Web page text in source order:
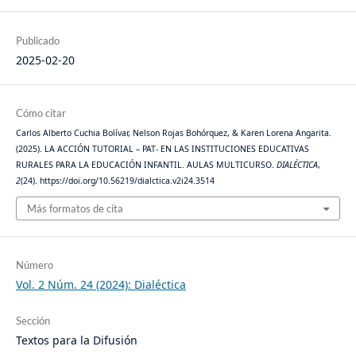
Publicado
2025-02-20
Cómo citar
Carlos Alberto Cuchia Bolívar, Nelson Rojas Bohórquez, & Karen Lorena Angarita.
(2025). LA ACCIÓN TUTORIAL – PAT- EN LAS INSTITUCIONES EDUCATIVAS
RURALES PARA LA EDUCACIÓN INFANTIL. AULAS MULTICURSO. DIALÉCTICA,
2(24). https://doi.org/10.56219/dialctica.v2i24.3514
Más formatos de cita
Número
Vol. 2 Núm. 24 (2024): Dialéctica
Sección
Textos para la Difusión